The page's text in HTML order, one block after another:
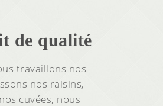
de qualité
travaillons nos
nos raisins,
cuvées, nous